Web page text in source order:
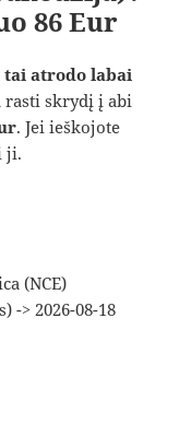
86 Eur
atrodo labai
rasti skrydį į abi
. Jei ieškojote
ji.
(NCE)
-> 2026-08-18